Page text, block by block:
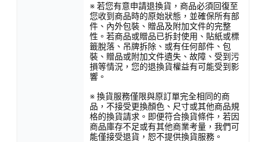
※ 若您有意申請退換貨，商品必須回復至
您收到商品時的原始狀態，並確保所有部
件、內外包裝、贈品及附加文件的完整
性。若商品或贈品已拆封使用、貼紙或標
籤脫落、吊牌拆除、或有任何部件、包
裝、贈品或附加文件遺失、故障、受到污
損等情況，您的退換貨權益有可能受到影
響。
※ 換貨服務僅限與原訂單完全相同的商
品，不接受更換顏色、尺寸或其他商品規
格的換貨請求。即便符合換貨條件，若因
商品庫存不足或有其他商業考量，我們可
能僅接受退貨，恕不提供換貨服務。